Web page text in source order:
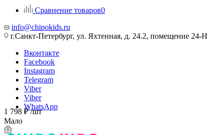
Сравнение товаров0
info@chipokids.ru
г.Санкт-Петербург, ул. Яхтенная, д. 24.2, помещение 24-Н
Вконтакте
Facebook
Instagram
Telegram
Viber
Viber
WhatsApp
1 798 ₽ /шт
Мало